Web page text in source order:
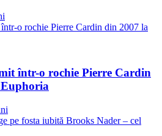
într-o rochie Pierre Cardin